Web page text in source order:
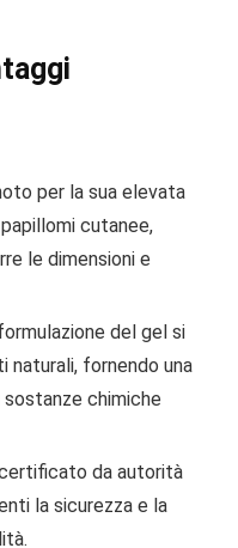
per la sua elevata
cutanee,
le dimensioni e
del gel si
naturali, fornendo una
sostanze chimiche
da autorità
la sicurezza e la